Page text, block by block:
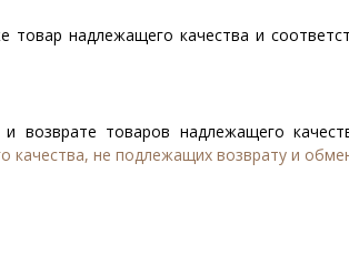
надлежащего качества и
возврате товаров надлежащего
качества, не подлежащих возврату и